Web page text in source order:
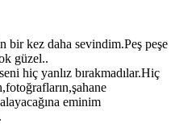
bir kez daha sevindim.Peş peşe
güzel..
hiç yanlız bırakmadılar.Hiç
eminim